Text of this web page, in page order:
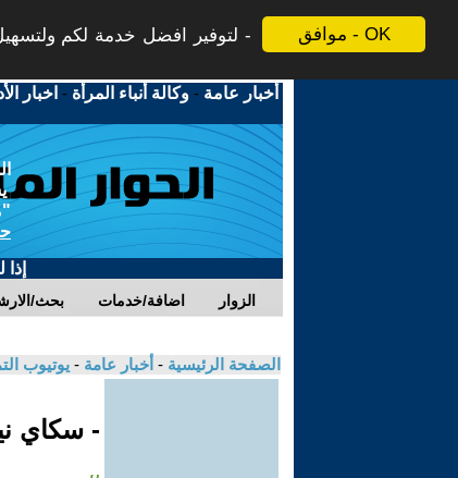
موافق - OK
لتوفير افضل خدمة لكم
أخبار عامة -وكالة أنباء المرأة - اخبار
بحث/ اضافة/خدمات الزوار
الصفحة الرئيسية - أخبار عامة - يوتيوب
- سكاي